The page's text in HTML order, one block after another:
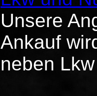
Unsere
Ankauf
neben